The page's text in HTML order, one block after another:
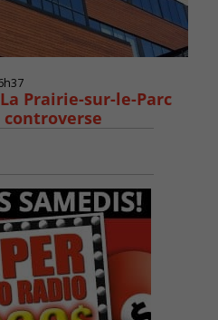
Prairie-sur-le-Parc